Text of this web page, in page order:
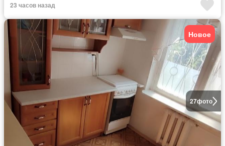
Полностью меблирована
23 часов назад
27фото
Новое